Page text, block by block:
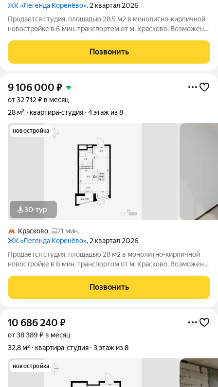
ЖК «Легенда Коренёво», 2 квартал 2026
Продается студия, площадью 28.5 м2 в монолитно-кирпичной
новостройке в 6 мин. транспортом от м. Красково. Возможен
возможна покупка с использованием материнского капитала.
Жилая площадь 15 м2, кухня
Позвонить
9 106 000 ₽
от 32 712 ₽ в месяц
28 м²
квартира-студия 4 этаж из 8
новостройка
3D-тур
Красково
21 мин.
ЖК «Легенда Коренёво», 2 квартал 2026
Продается студия, площадью 28 м2 в монолитно-кирпичной
новостройке в 6 мин. транспортом от м. Красково. Возможен
возможна покупка с использованием материнского капитала.
Жилая площадь 14.4 м2, кухня
Позвонить
10 686 240 ₽
от 38 389 ₽ в месяц
32,8 м²
квартира-студия 3 этаж из 8
новостройка